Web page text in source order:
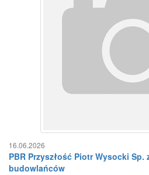
16.06.2026
PBR Przyszłość Piotr Wysocki Sp.
budowlańców